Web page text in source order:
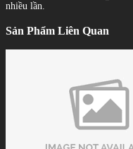
nhiều lần.
Sản Phẩm Liên Quan